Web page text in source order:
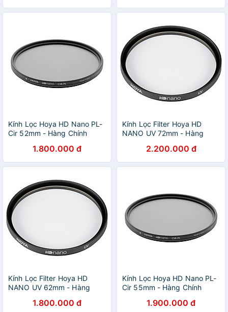
Kính Lọc Hoya HD Nano PL-
Cir 52mm - Hàng Chính
1.800.000 đ
Kính Lọc Filter Hoya HD
NANO UV 72mm - Hàng
2.200.000 đ
Kính Lọc Filter Hoya HD
NANO UV 62mm - Hàng
1.800.000 đ
Kính Lọc Hoya HD Nano PL-
Cir 55mm - Hàng Chính
1.900.000 đ